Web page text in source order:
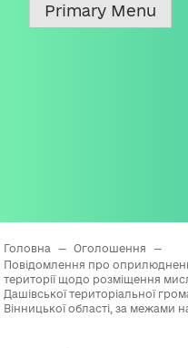
Primary Menu
Головна — Оголошення
—
Повідомлення про
території щодо розміщення
Дашівської територіальної
Вінницької області, за межами